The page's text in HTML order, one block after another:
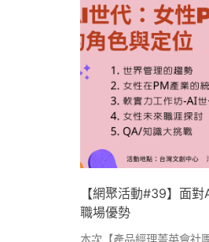
【網聚活動#39】面
職場優勢